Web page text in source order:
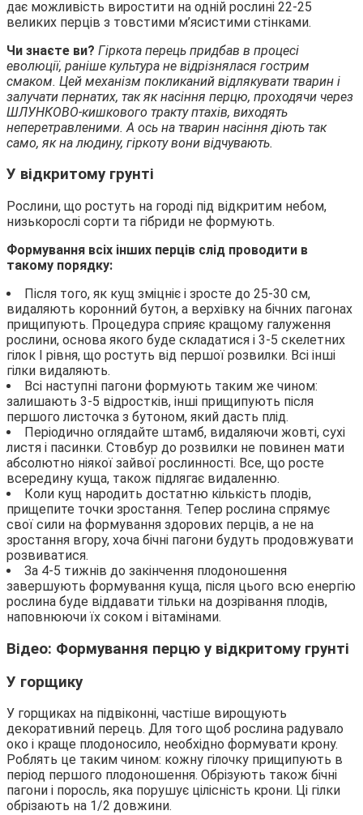
дає можливість виростити на одній рослині 22-25
великих перців з товстими м’ясистими стінками.
Чи знаєте ви? Гіркота перець придбав в процесі
еволюції, раніше культура не відрізнялася гострим
смаком. Цей механізм покликаний відлякувати тварин і
залучати пернатих, так як насіння перцю, проходячи через
ШЛУНКОВО-кишкового тракту птахів, виходять
неперетравленими. А ось на тварин насіння діють так
само, як на людину, гіркоту вони відчувають.
У відкритому грунті
Рослини, що ростуть на городі під відкритим небом,
низькорослі сорти та гібриди не формують.
Формування всіх інших перців слід проводити в
такому порядку:
Після того, як кущ зміцніє і зросте до 25-30 см,
видаляють коронний бутон, а верхівку на бічних пагонах
прищипують. Процедура сприяє кращому галуження
рослини, основа якого буде складатися і 3-5 скелетних
гілок I рівня, що ростуть від першої розвилки. Всі інші
гілки видаляють.
Всі наступні пагони формують таким же чином:
залишають 3-5 відростків, інші прищипують після
першого листочка з бутоном, який дасть плід.
Періодично оглядайте штамб, видаляючи жовті, сухі
листя і пасинки. Стовбур до розвилки не повинен мати
абсолютно ніякої зайвої рослинності. Все, що росте
всередину куща, також підлягає видаленню.
Коли кущ народить достатню кількість плодів,
прищепите точки зростання. Тепер рослина спрямує
свої сили на формування здорових перців, а не на
зростання вгору, хоча бічні пагони будуть продовжувати
розвиватися.
За 4-5 тижнів до закінчення плодоношення
завершують формування куща, після цього всю енергію
рослина буде віддавати тільки на дозрівання плодів,
наповнюючи їх соком і вітамінами.
Відео: Формування перцю у відкритому грунті
У горщику
У горщиках на підвіконні, частіше вирощують
декоративний перець. Для того щоб рослина радувало
око і краще плодоносило, необхідно формувати крону.
Роблять це таким чином: кожну гілочку прищипують в
період першого плодоношення. Обрізують також бічні
пагони і поросль, яка порушує цілісність крони. Ці гілки
обрізають на 1/2 довжини.